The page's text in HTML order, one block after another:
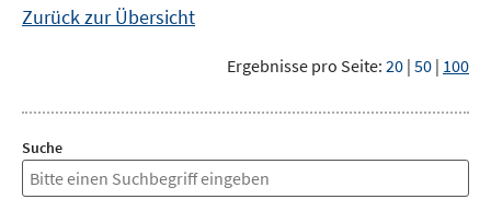
Zurück zur Übersicht
Ergebnisse pro Seite: 20 | 50 | 100
Suche